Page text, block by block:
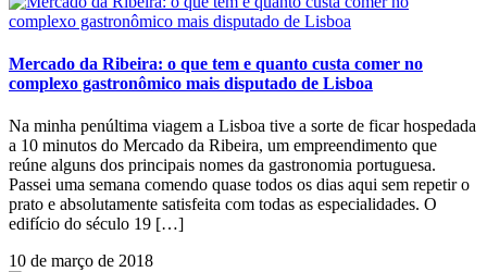
Mercado da Ribeira: o que tem e quanto custa comer no
complexo gastronômico mais disputado de Lisboa
Na minha penúltima viagem a Lisboa tive a sorte de ficar hospedada
a 10 minutos do Mercado da Ribeira, um empreendimento que
reúne alguns dos principais nomes da gastronomia portuguesa.
Passei uma semana comendo quase todos os dias aqui sem repetir o
prato e absolutamente satisfeita com todas as especialidades. O
edifício do século 19 […]
10 de março de 2018